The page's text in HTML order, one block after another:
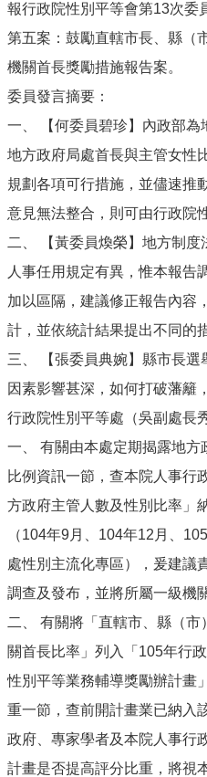
報行政院性別平等會第13次委
第五案：鼓勵直轄市長、縣（
機關首長獎勵措施報告案。
委員發言摘要：
一、 【何委員碧珍】內政部
地方政府局處首長與主管女性
規劃各項可行措施，並儘速推
意見無法整合，則可由行政院
二、 【黃委員煥榮】地方制
人事任用規定有異，惟本報告
加以區隔，建議修正報告內容
計，並依統計結果提出不同的
三、 【張委員典婉】縣市長
因素影響甚深，如何打破藩籬
行政院性別平等處（吳副處長
一、 有關由本處定期揭露地方
比例資訊一節，查本院人事行
方政府主管人數及性別比率」
（104年9月、104年12月、
處性別主流化專區），爰建議
調查及發布，並將所屬一級機
二、 有關將「直轄市、縣（
關首長比率」列入「105年行
性別平等業務輔導獎勵辦計畫
重一節，查前開計畫業已納入
政府、專家學者及本院人事行
計畫是否提高評分比重，將視